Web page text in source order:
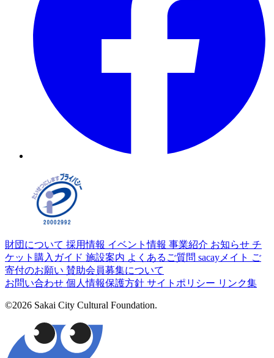
財団について 採用情報 イベント情報 事業紹介 お知らせ チ
ケット購入ガイド 施設案内 よくあるご質問 sacayメイト ご
寄付のお願い 賛助会員募集について
お問い合わせ 個人情報保護方針 サイトポリシー リンク集
©2026 Sakai City Cultural Foundation.